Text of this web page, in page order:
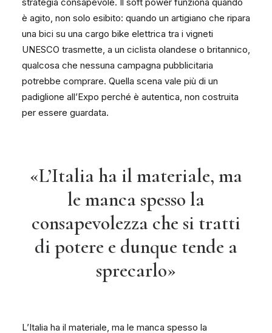
è agito, non solo esibito: quando un artigiano che ripara
una bici su una cargo bike elettrica tra i vigneti
UNESCO trasmette, a un ciclista olandese o britannico,
qualcosa che nessuna campagna pubblicitaria
potrebbe comprare. Quella scena vale più di un
padiglione all’Expo perché è autentica, non costruita
per essere guardata.
«L’Italia ha il materiale, ma
le manca spesso la
consapevolezza che si tratti
di potere e dunque tende a
sprecarlo»
L’Italia ha il materiale, ma le manca spesso la